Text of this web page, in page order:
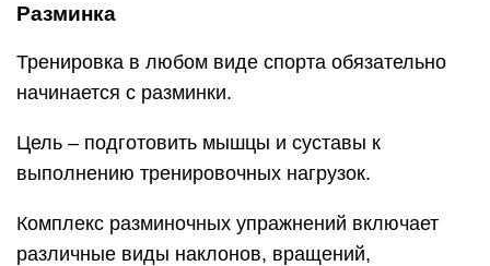
Разминка
Тренировка в любом виде спорта обязательно
начинается с разминки.
Цель – подготовить мышцы и суставы к
выполнению тренировочных нагрузок.
Комплекс разминочных упражнений включает
различные виды наклонов, вращений,